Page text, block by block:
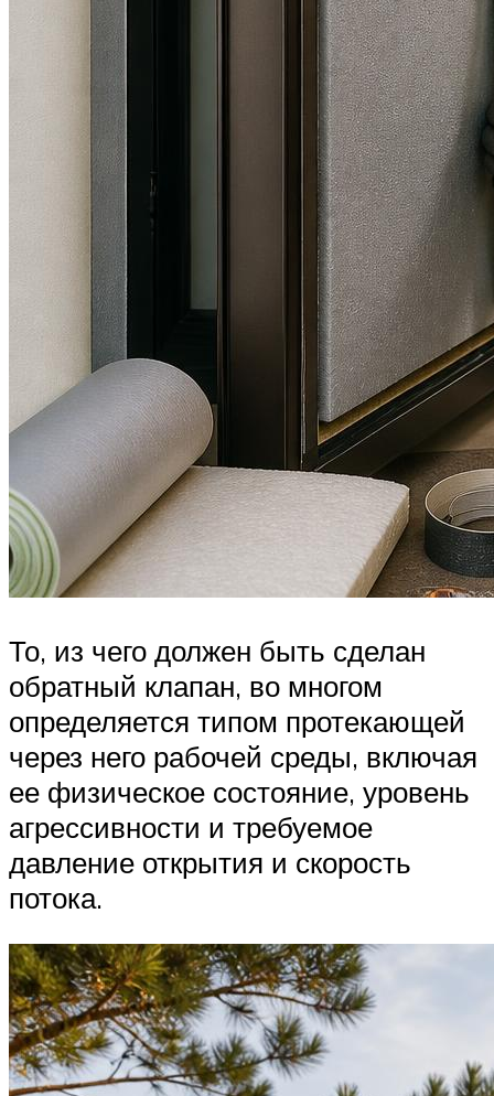
То, из чего должен быть сделан
обратный клапан, во многом
определяется типом протекающей
через него рабочей среды, включая
ее физическое состояние, уровень
агрессивности и требуемое
давление открытия и скорость
потока.